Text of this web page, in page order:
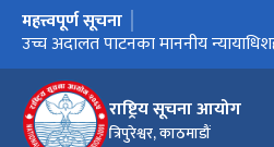
राष्ट्रिय सूचना आयोग
त्रिपुरेश्वर, काठमाडौं
मुख्य नेभिगेसनमा जानुहोस्
महत्त्वपूर्ण सूचना
पदाधिकारी नियुक्ति सम्बन्धि विस्तृत
उच्च अदालत पाटनका माननीय
पुनरावेदन उपरको आदेशहरु
१९ औ राष्ट्रिय सूचना दिवस